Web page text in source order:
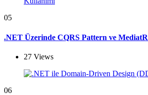
05
.NET Üzerinde CQRS Pattern ve MediatR
27 Views
06